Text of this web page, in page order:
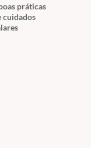
práticas
cuidados